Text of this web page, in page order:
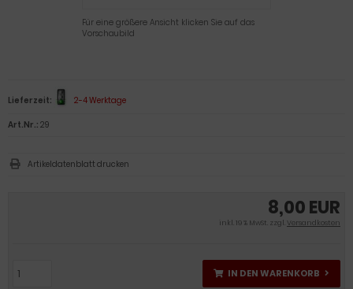
Für eine größere Ansicht klicken Sie auf das
Vorschaubild
8,00 EUR
inkl. 19 % MwSt. zzgl.Versandkosten
IN DEN WARENKORB
Lieferzeit: 2-4 Werktage
Art.Nr.: 29
Artikeldatenblatt drucken